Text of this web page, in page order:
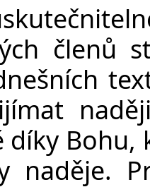
členů
díky
naděje.